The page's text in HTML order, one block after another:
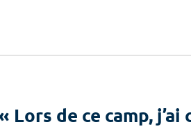
Lors de ce camp,